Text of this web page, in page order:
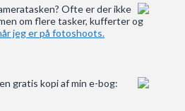
Ofte er der ikke
om flere tasker, kufferter og
jeg er på fotoshoots.
gratis kopi af min e-bog: